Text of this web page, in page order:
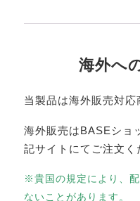
海外へ
当製品は海外販売対応
海外販売はBASEショ
記サイトにてご注文く
※貴国の規定により、
ないことがあります。